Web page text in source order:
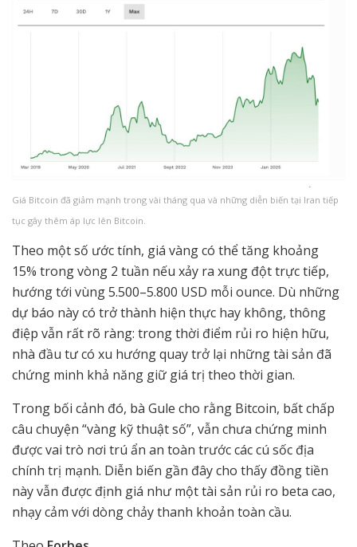
Giá Bitcoin đã giảm mạnh trong vài tháng qua và những diễn biến tại Iran tiếp
tục gây thêm áp lực lên Bitcoin.
Theo một số ước tính, giá vàng có thể tăng khoảng
15% trong vòng 2 tuần nếu xảy ra xung đột trực tiếp,
hướng tới vùng 5.500–5.800 USD mỗi ounce. Dù những
dự báo này có trở thành hiện thực hay không, thông
điệp vẫn rất rõ ràng: trong thời điểm rủi ro hiện hữu,
nhà đầu tư có xu hướng quay trở lại những tài sản đã
chứng minh khả năng giữ giá trị theo thời gian.
Trong bối cảnh đó, bà Gule cho rằng Bitcoin, bất chấp
câu chuyện “vàng kỹ thuật số”, vẫn chưa chứng minh
được vai trò nơi trú ẩn an toàn trước các cú sốc địa
chính trị mạnh. Diễn biến gần đây cho thấy đồng tiền
này vẫn được định giá như một tài sản rủi ro beta cao,
nhạy cảm với dòng chảy thanh khoản toàn cầu.